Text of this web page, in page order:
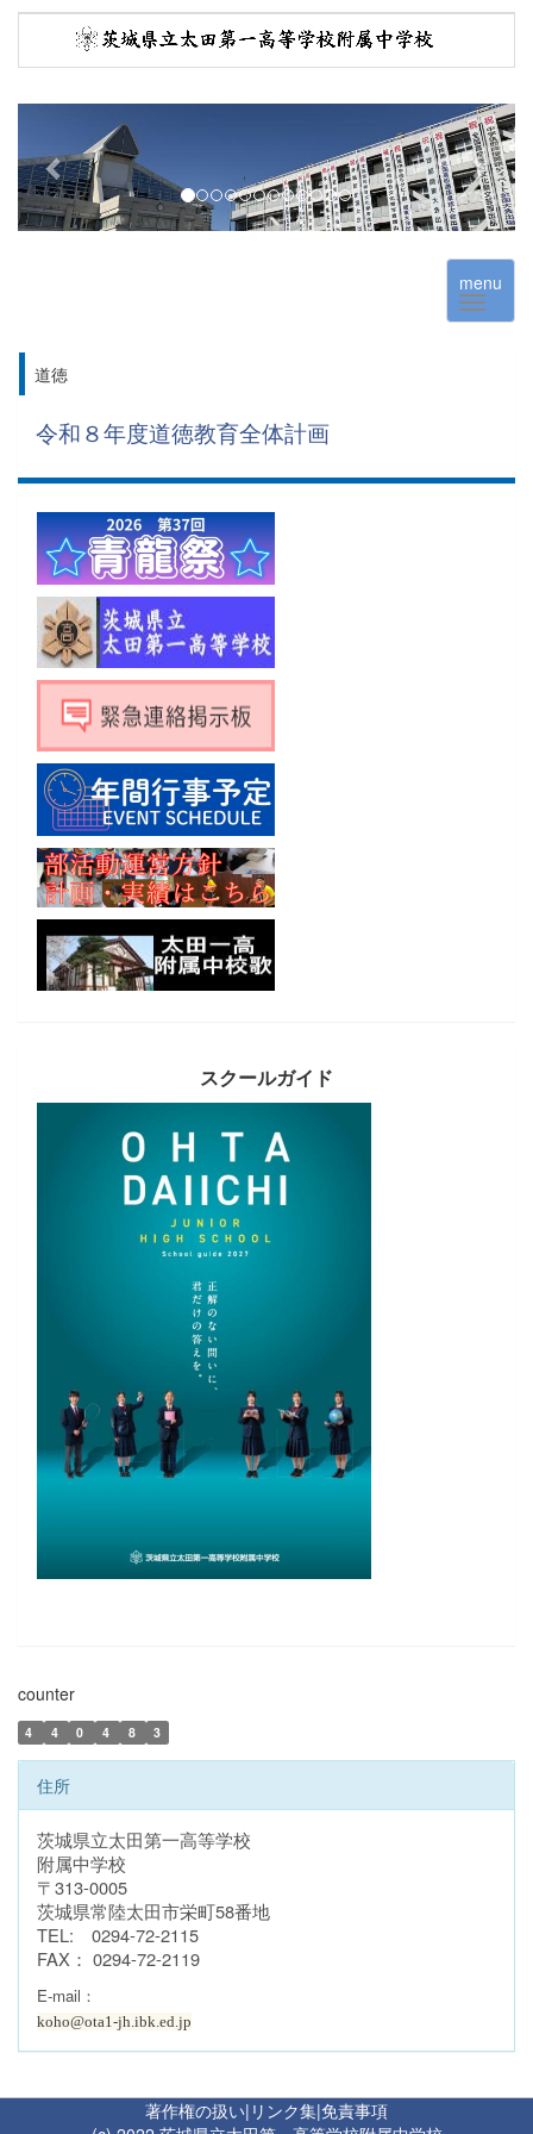
r
e
v
n
e
x
t
menu
道徳
令和８年度道徳教育全体計画
スクールガイド
counter
4 4 0 4 8 3
住所
茨城県立太田第一高等学校
附属中学校
〒313-0005
茨城県常陸太田市栄町58番地
TEL: 0294-72-2115
FAX： 0294-72-2119
E-mail：
koho@ota1-jh.ibk.ed.jp
著作権の扱い| リンク集|免責事項